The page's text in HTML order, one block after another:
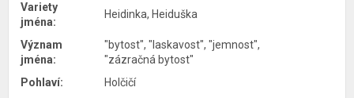
Variety
jména:
Heidinka, Heiduška
Význam
jména:
"bytost", "laskavost", "jemnost",
"zázračná bytost"
Pohlaví:
Holčičí